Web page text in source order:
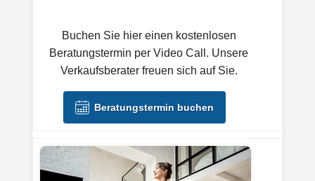
Buchen Sie hier einen kostenlosen
Beratungstermin per Video Call. Unsere
Verkaufsberater freuen sich auf Sie.
Beratungstermin buchen